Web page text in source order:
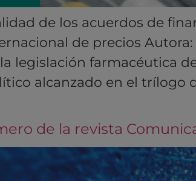
de los acuerdos de
de precios
legislación farmacéutica
alcanzado en el trílogo
de la revista